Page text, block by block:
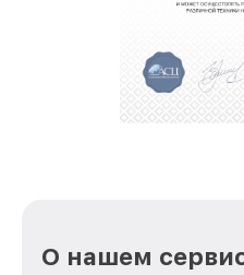
О нашем